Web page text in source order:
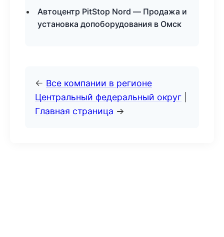
Автоцентр PitStop Nord — Продажа и
установка допоборудования в Омск
← Все компании в регионе
Центральный федеральный округ
Главная страница →